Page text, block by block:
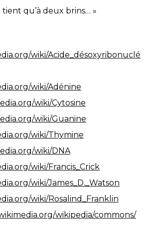
tient qu’à deux brins… »
wiki/Acide_désoxyribonuclé
wiki/Adénine
wiki/Cytosine
wiki/Guanine
wiki/Thymine
wiki/DNA
wiki/Francis_Crick
wiki/James_D._Watson
wiki/Rosalind_Franklin
wikipedia/commons/